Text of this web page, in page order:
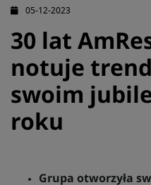
05-12-2023
30 lat
notuje
swoim
roku
Grupa otworzyła